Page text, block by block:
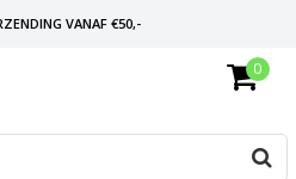
VANAF €50,-
EN 30 DAGEN BEDENKTIJD
0